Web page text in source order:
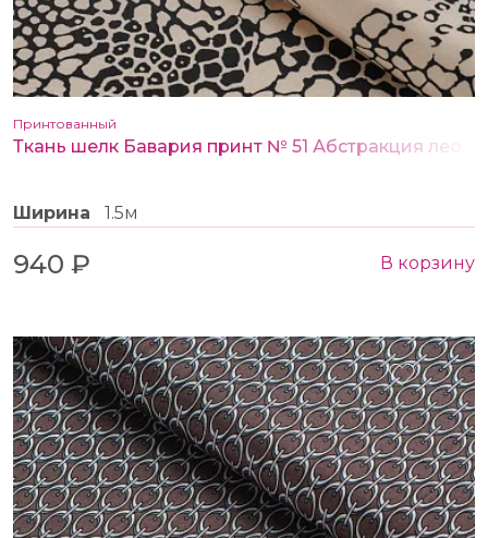
Принтованный
Ширина 1.5м
940 ₽ В корзину